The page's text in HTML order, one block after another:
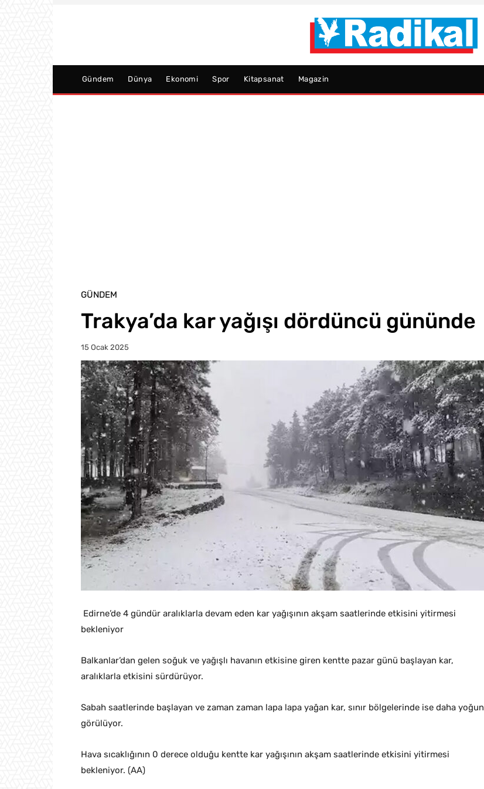
Gündem Dünya Ekonomi Spor Kitapsanat Magazin
GÜNDEM
Trakya’da kar yağışı dördüncü gününde
15 Ocak 2025
Edirne’de 4 gündür aralıklarla devam eden kar yağışının akşam saatlerinde etkisini yitirmesi
bekleniyor
Balkanlar’dan gelen soğuk ve yağışlı havanın etkisine giren kentte pazar günü başlayan kar,
aralıklarla etkisini sürdürüyor.
Sabah saatlerinde başlayan ve zaman zaman lapa lapa yağan kar, sınır bölgelerinde ise daha yoğun
görülüyor.
Hava sıcaklığının 0 derece olduğu kentte kar yağışının akşam saatlerinde etkisini yitirmesi
bekleniyor. (AA)